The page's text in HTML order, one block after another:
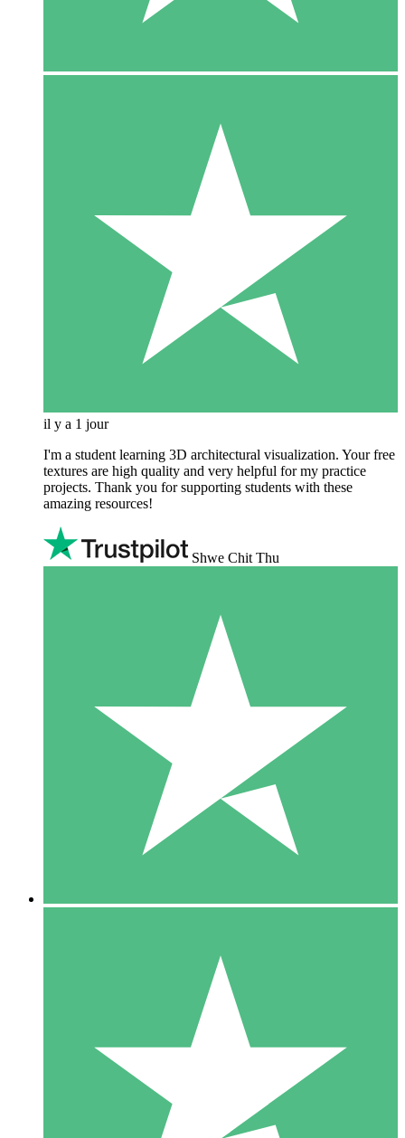
il y a 1 jour
I'm a student learning 3D architectural visualization. Your free
textures are high quality and very helpful for my practice
projects. Thank you for supporting students with these
amazing resources!
Shwe Chit Thu